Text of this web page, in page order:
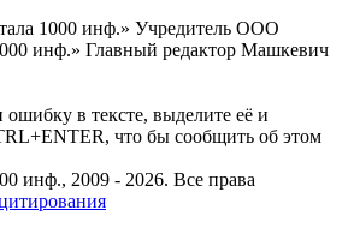
1000 инф.» Учредитель ООО
инф.» Главный редактор Машкевич
в тексте, выделите её и
что бы сообщить об этом
инф., 2009 - 2026. Все права